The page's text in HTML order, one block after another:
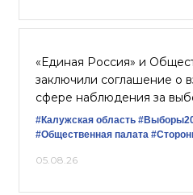
«Единая Россия» и
заключили соглашение о
сфере наблюдения за
#Калужская область
#Общественная палата
05.08.26